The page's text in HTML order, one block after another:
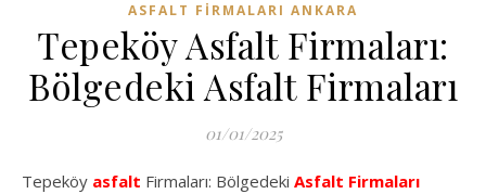
ASFALT FIRMALARI ANKARA
Tepeköy Asfalt Firmaları:
Bölgedeki Asfalt Firmaları
01/01/2025
Tepeköy asfalt Firmaları: Bölgedeki Asfalt Firmaları